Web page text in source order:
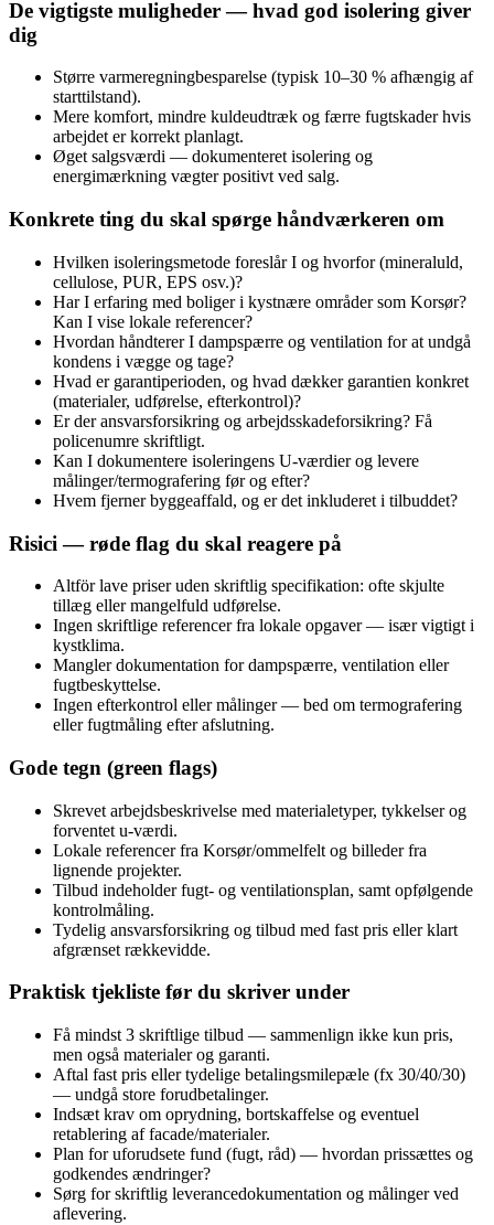
De vigtigste muligheder — hvad god isolering giver
dig
Større varmeregningbesparelse (typisk 10–30 % afhængig af
starttilstand).
Mere komfort, mindre kuldeudtræk og færre fugtskader hvis
arbejdet er korrekt planlagt.
Øget salgsværdi — dokumenteret isolering og
energimærkning vægter positivt ved salg.
Konkrete ting du skal spørge håndværkeren om
Hvilken isoleringsmetode foreslår I og hvorfor (mineraluld,
cellulose, PUR, EPS osv.)?
Har I erfaring med boliger i kystnære områder som Korsør?
Kan I vise lokale referencer?
Hvordan håndterer I dampspærre og ventilation for at undgå
kondens i vægge og tage?
Hvad er garantiperioden, og hvad dækker garantien konkret
(materialer, udførelse, efterkontrol)?
Er der ansvarsforsikring og arbejdsskadeforsikring? Få
policenumre skriftligt.
Kan I dokumentere isoleringens U‑værdier og levere
målinger/termografering før og efter?
Hvem fjerner byggeaffald, og er det inkluderet i tilbuddet?
Risici — røde flag du skal reagere på
Altför lave priser uden skriftlig specifikation: ofte skjulte
tillæg eller mangelfuld udførelse.
Ingen skriftlige referencer fra lokale opgaver — især vigtigt i
kystklima.
Mangler dokumentation for dampspærre, ventilation eller
fugtbeskyttelse.
Ingen efterkontrol eller målinger — bed om termografering
eller fugtmåling efter afslutning.
Gode tegn (green flags)
Skrevet arbejdsbeskrivelse med materialetyper, tykkelser og
forventet u‑værdi.
Lokale referencer fra Korsør/ommelfelt og billeder fra
lignende projekter.
Tilbud indeholder fugt- og ventilationsplan, samt opfølgende
kontrolmåling.
Tydelig ansvarsforsikring og tilbud med fast pris eller klart
afgrænset rækkevidde.
Praktisk tjekliste før du skriver under
Få mindst 3 skriftlige tilbud — sammenlign ikke kun pris,
men også materialer og garanti.
Aftal fast pris eller tydelige betalingsmilepæle (fx 30/40/30)
— undgå store forudbetalinger.
Indsæt krav om oprydning, bortskaffelse og eventuel
retablering af facade/materialer.
Plan for uforudsete fund (fugt, råd) — hvordan prissættes og
godkendes ændringer?
Sørg for skriftlig leverancedokumentation og målinger ved
aflevering.